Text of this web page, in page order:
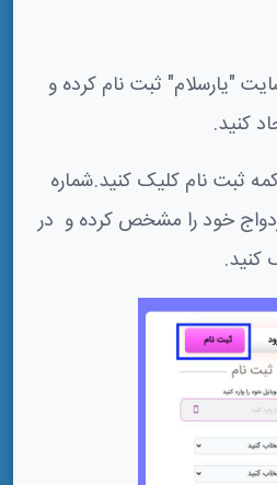
"یارسلام" ثبت نام کرده و
کنید.
ثبت نام کلیک کنید.شماره
خود را مشخص کرده و در
کنید.